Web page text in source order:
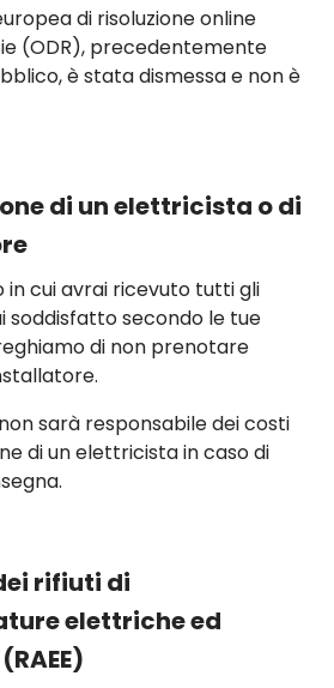
di risoluzione online
(ODR), precedentemente
è stata dismessa e non è
di un elettricista o di
in cui avrai ricevuto tutti gli
soddisfatto secondo le tue
di non prenotare
sarà responsabile dei costi
di un elettricista in caso di
rifiuti di
elettriche ed